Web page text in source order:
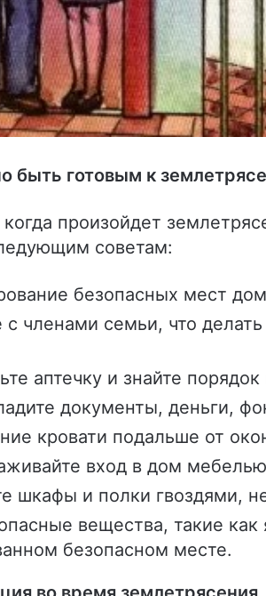
быть готовым к
произойдет
советам:
безопасных мест
с членами семьи, что
аптечку и знайте
документы, деньги,
кровати подальше от
вход в дом
шкафы и полки гвоздями,
вещества, такие
безопасном месте.